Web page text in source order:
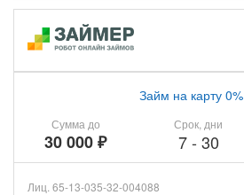
Сумма до
30 000 ₽
Займ на карту 0%
Срок, дни
7- 30
Лиц. 65-13-035-32-004088